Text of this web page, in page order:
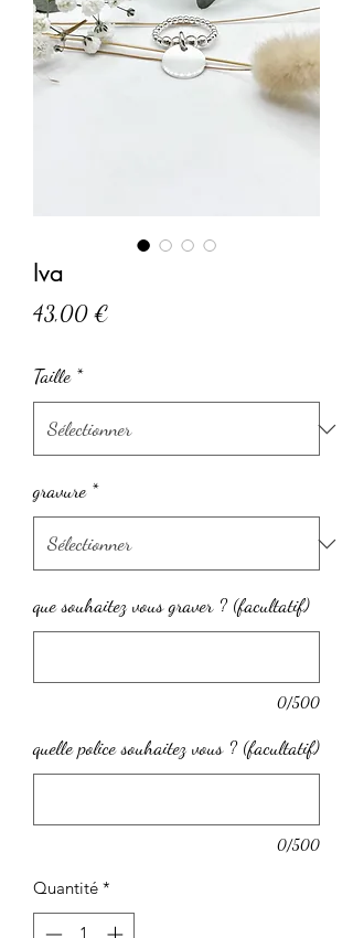
Iva
43,00 €
Taille *
gravure *
que souhaitez vous graver ? (facultatif)
0/500
quelle police souhaitez vous ? (facultatif)
0/500
Quantité *